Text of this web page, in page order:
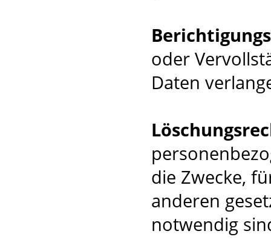
oder
Daten
die Zwecke,
anderen
notwendig